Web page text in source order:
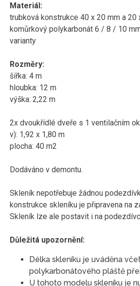
Materiál:
trubková konstrukce 40 x 20 mm a 20
komůrkový polykarbonát 6 / 8 / 10
varianty
Rozměry:
šířka: 4 m
hloubka: 12 m
výška: 2,22 m
2x dvoukřídlé dveře s 1 ventilačním
v): 1,92 x 1,80 m
plocha: 40 m2
Dodáváno v demontu.
Skleník nepotřebuje žádnou
konstrukce skleníku je připravena na
Skleník lze ale postavit i na
Důležitá upozornění:
Délka skleníku je uváděna
polykarbonátového pláště
U tohoto modelu skleníku je